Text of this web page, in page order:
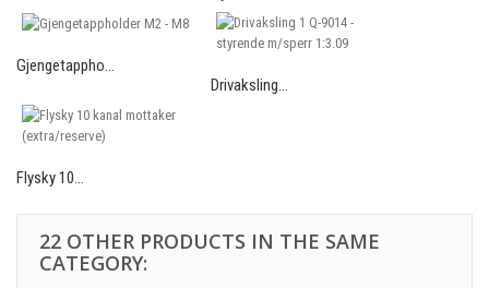
Gjengetappho...
Drivaksling...
Flysky 10...
22 OTHER PRODUCTS IN THE SAME
CATEGORY: